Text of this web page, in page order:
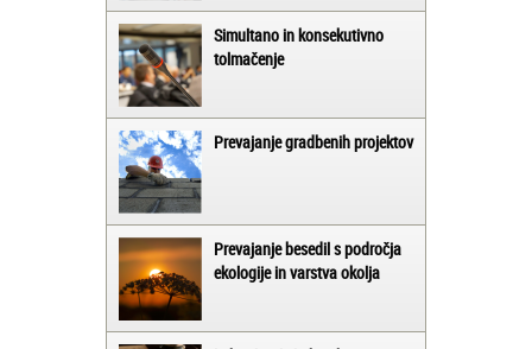
Simultano in konsekutivno
tolmačenje
Prevajanje gradbenih projektov
Prevajanje besedil s področja
ekologije in varstva okolja